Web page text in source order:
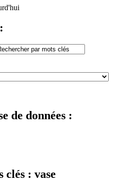
de données :
clés : vase